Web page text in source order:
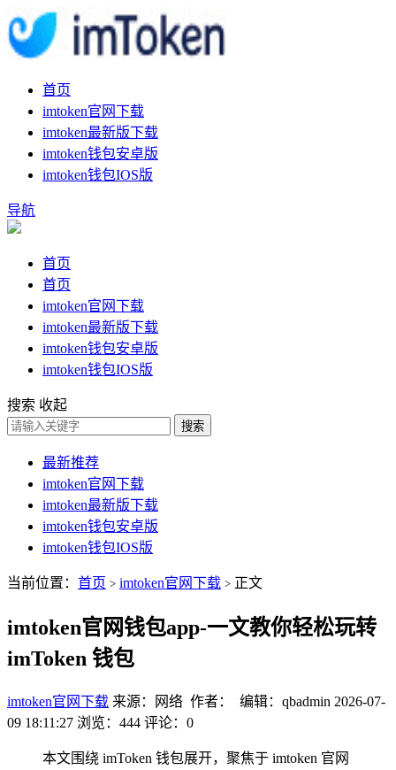
首页
imtoken官网下载
imtoken最新版下载
imtoken钱包安卓版
imtoken钱包IOS版
导航
首页
首页
imtoken官网下载
imtoken最新版下载
imtoken钱包安卓版
imtoken钱包IOS版
搜索 收起
搜索
最新推荐
imtoken官网下载
imtoken最新版下载
imtoken钱包安卓版
imtoken钱包IOS版
当前位置： 首页 > imtoken官网下载 > 正文
imtoken官网钱包app-一文教你轻松玩转
imToken 钱包
imtoken官网下载 来源：网络 作者： 编辑：qbadmin 2026-07-
09 18:11:27 浏览：444 评论：0
本文围绕 imToken 钱包展开，聚焦于 imtoken 官网